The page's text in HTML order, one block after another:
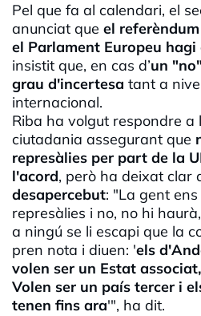
Pel que fa al calendari, el
anunciat que el
el Parlament Europeu hagi
insistit que, en cas d’un
grau d'incertesa tant a
internacional.
Riba ha volgut respondre a
ciutadania assegurant que
represàlies per part de la
l'acord, però ha deixat clar
desapercebut: "La gent
represàlies i no, no hi
a ningú se li escapi que la
pren nota i diuen: 'els
volen ser un Estat
Volen ser un país tercer i
tenen fins ara'", ha dit.